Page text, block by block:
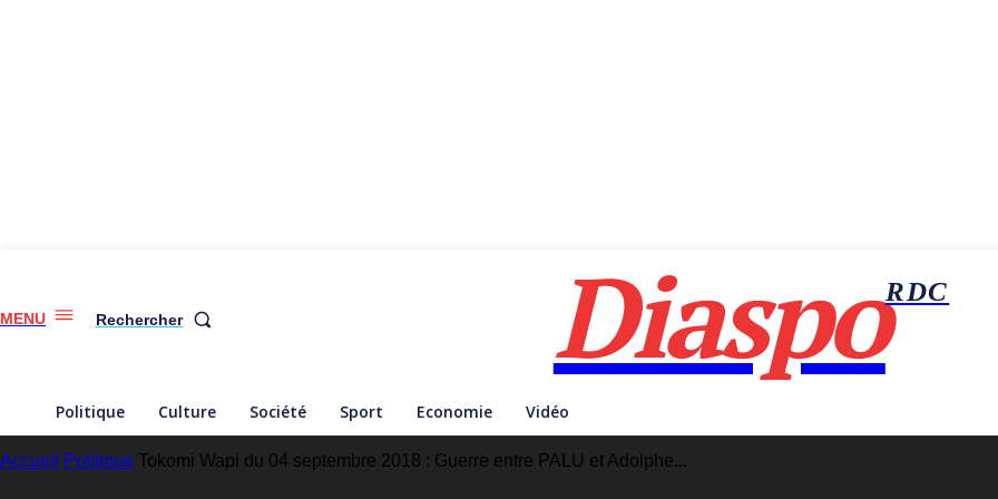
MENU Rechercher DiaspoRDC
Politique Culture Société Sport Economie Vidéo
Accueil Politique Tokomi Wapi du 04 septembre 2018 : Guerre entre PALU et Adolphe...